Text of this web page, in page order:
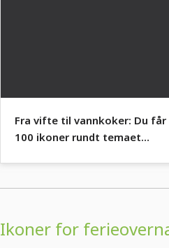
Fra vifte til vannkoker: Du får
100 ikoner rundt temaet
Ikoner for